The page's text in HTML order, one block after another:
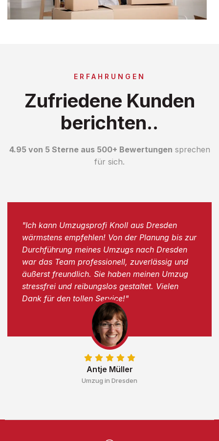
ERFAHRUNGEN
Zufriedene Kunden
berichten..
4.95 von 5 Sterne aus 500+ Bewertungen sprechen
für sich.
Antje Müller
Umzug in Dresden
"Ich kann Umzugsprofi Knoll aus Dresden
wärmstens empfehlen! Von der Planung bis zur
Durchführung meines Umzugs nach Dresden
war das Team professionell, zuverlässig und
äußerst freundlich. Sie haben meinen Umzug
stressfrei und reibungslos gestaltet. Vielen
Dank für den tollen Service!"